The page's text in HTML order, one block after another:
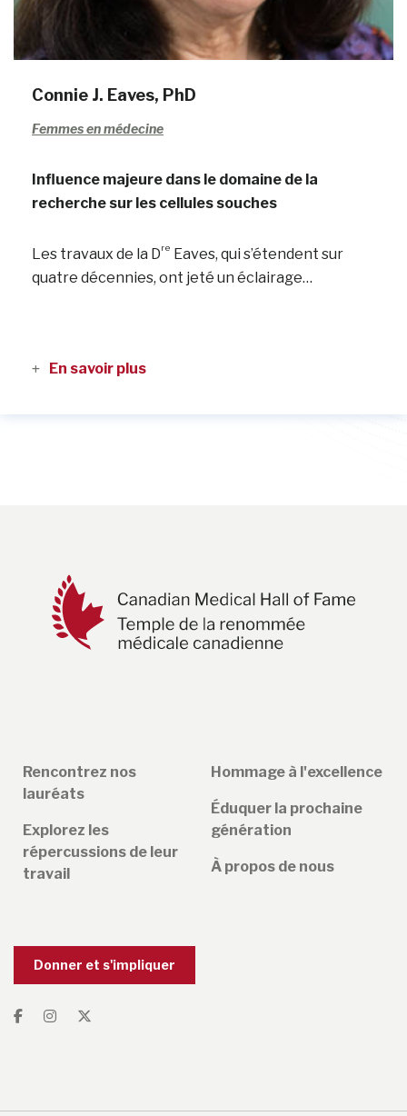
Connie J. Eaves, PhD
Femmes en médecine
Influence majeure dans le domaine de la
recherche sur les cellules souches
Les travaux de la Dre Eaves, qui s’étendent sur
quatre décennies, ont jeté un éclairage…
En savoir plus
Rencontrez nos
lauréats
Explorez les
répercussions de leur
travail
Hommage à l'excellence
Éduquer la prochaine
génération
À propos de nous
Donner et s'impliquer